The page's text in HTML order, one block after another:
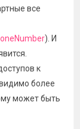
все
). И
к
более
может быть